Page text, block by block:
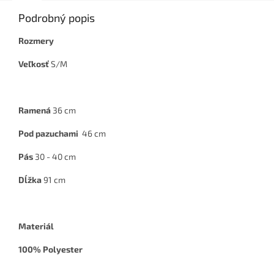
Podrobný popis
Rozmery
VeľkosťS/M
Ramená 36 cm
Pod pazuchami 46 cm
Pás 30 - 40 cm
Dĺžka91 cm
Materiál
100% Polyester